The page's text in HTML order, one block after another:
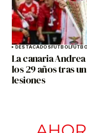
DESTACADOSFÚTBOL
La canaria
los 29 años tras
lesiones